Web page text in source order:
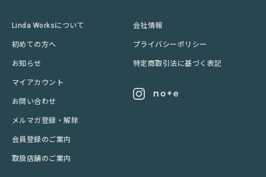
Linda Worksについて
初めての方へ
お知らせ
マイアカウント
お問い合わせ
メルマガ登録・解除
会員登録のご案内
取扱店舗のご案内
会社情報
プライバシーポリシー
特定商取引法に基づく表記